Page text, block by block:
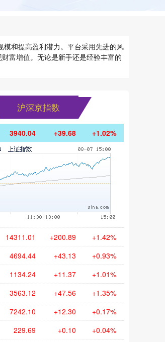
和提高盈利潜力。平台采用先进的风
富增值。无论是新手还是经验丰富的
沪深京指数
3940.04 +39.68 +1.02%
14311.01 +200.89 +1.42%
4694.44 +43.13 +0.93%
1134.24 +11.37 +1.01%
3563.12 +47.56 +1.35%
7242.10 +12.30 +0.17%
229.69 +0.10 +0.04%